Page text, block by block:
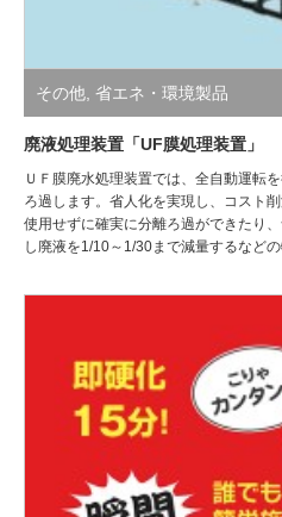
その他 省エネ・環境製品
廃液処理装置「UF膜処理装置」
ＵＦ膜廃水処理装置では、全自動運転
ろ過します。省人化を実現し、コスト
使用せずに確実に分離ろ過ができたり
し廃液を1/10～1/30まで減量するなどの